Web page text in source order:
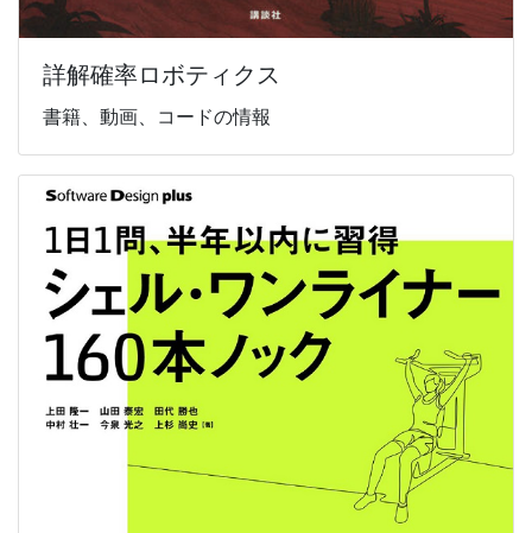
詳解確率ロボティクス
書籍、動画、コードの情報